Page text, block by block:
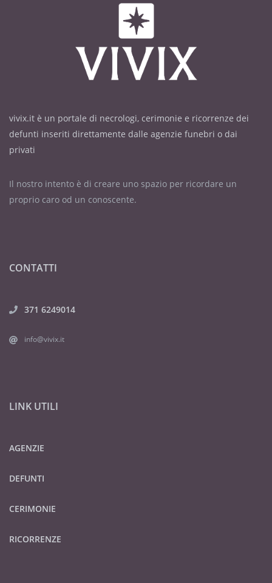
vivix.it è un portale di necrologi, cerimonie e ricorrenze dei
defunti inseriti direttamente dalle agenzie funebri o dai
privati
Il nostro intento è di creare uno spazio per ricordare un
proprio caro od un conoscente.
CONTATTI
371 6249014
info@vivix.it
LINK UTILI
AGENZIE
DEFUNTI
CERIMONIE
RICORRENZE